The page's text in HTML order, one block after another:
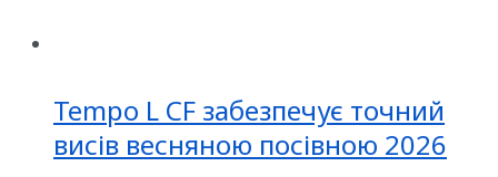
Tempo L CF забезпечує точний
висів весняною посівною 2026